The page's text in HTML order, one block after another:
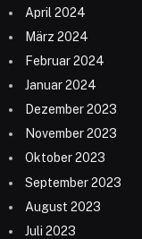
April 2024
März 2024
Februar 2024
Januar 2024
Dezember 2023
November 2023
Oktober 2023
September 2023
August 2023
Juli 2023